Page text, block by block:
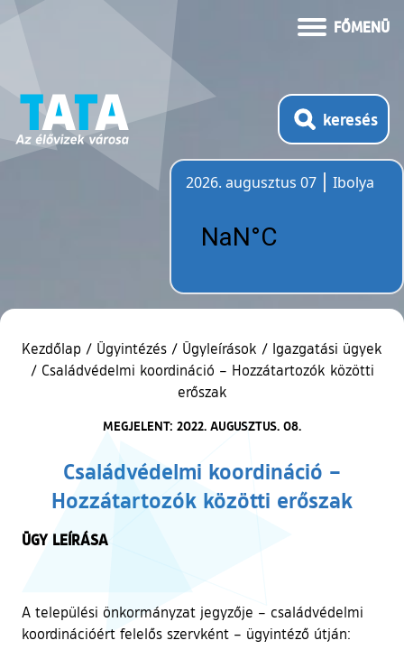
FŐMENÜ
keresés
2026. augusztus 07
Ibolya
Kezdőlap / Ügyintézés / Ügyleírások / Igazgatási ügyek
/ Családvédelmi koordináció – Hozzátartozók közötti
erőszak
MEGJELENT: 2022. AUGUSZTUS. 08.
Családvédelmi koordináció –
Hozzátartozók közötti erőszak
ÜGY LEÍRÁSA
A települési önkormányzat jegyzője – családvédelmi
koordinációért felelős szervként – ügyintéző útján: